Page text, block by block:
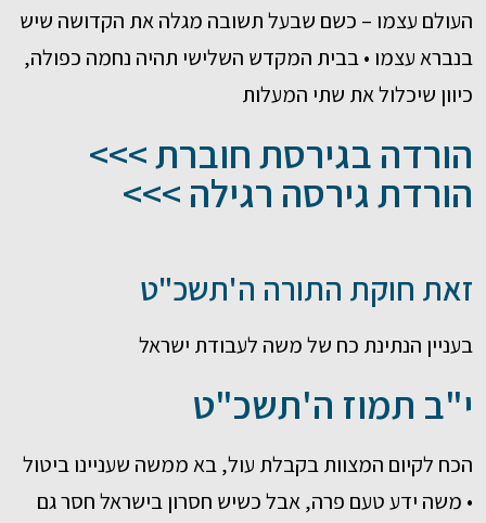
העולם עצמו – כשם שבעל תשובה מגלה את הקדושה שיש
בנברא עצמו • בבית המקדש השלישי תהיה נחמה כפולה,
כיוון שיכלול את שתי המעלות
הורדה בגירסת חוברת >>>
הורדת גירסה רגילה >>>
זאת חוקת התורה ה'תשכ"ט
בעניין הנתינת כח של משה לעבודת ישראל
י"ב תמוז ה'תשכ"ט
הכח לקיום המצוות בקבלת עול, בא ממשה שעניינו ביטול
• משה ידע טעם פרה, אבל כשיש חסרון בישראל חסר גם